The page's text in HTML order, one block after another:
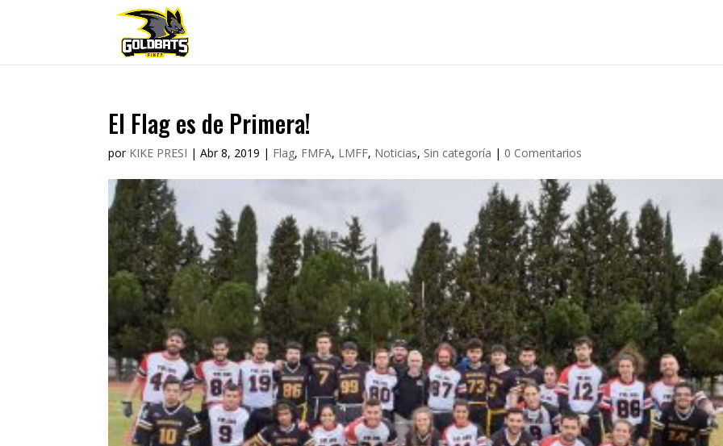
El Flag es de Primera!
por KIKE PRESI |Abr 8, 2019 | Flag, FMFA, LMFF, Noticias, Sin categoría | 0 Comentarios